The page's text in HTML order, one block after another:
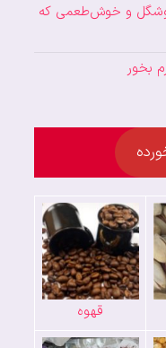
و خوش‌طعمی که
بخور
قهوه